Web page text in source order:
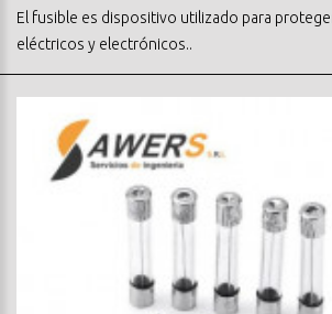
El fusible es dispositivo utilizado para
eléctricos y electrónicos..